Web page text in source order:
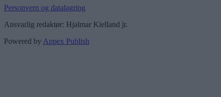
Personvern og datalagring
Ansvarlig redaktør: Hjalmar Kielland jr.
Powered by Appex Publish